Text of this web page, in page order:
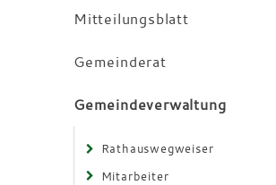
Mitteilungsblatt
Gemeinderat
Gemeindeverwaltung
Rathauswegweiser
Mitarbeiter